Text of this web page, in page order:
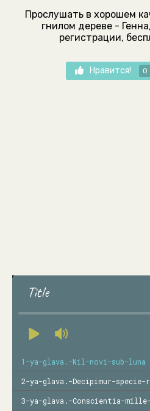
Прослушать в хорошем
гнилом дереве -
регистрации,
Нравится! 0
Title
1-ya-glava.-Nil-novi-sub-luna
2-ya-glava.-Decipimur-
3-ya-glava.-Conscientia-